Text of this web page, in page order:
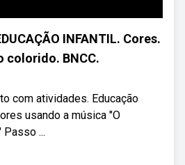
INFANTIL. Cores.
colorido. BNCC.
com atividades. Educação
usando a música "O
Passo ...